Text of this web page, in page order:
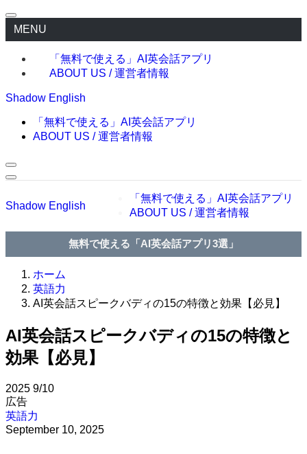
MENU
「無料で使える」AI英会話アプリ
ABOUT US / 運営者情報
Shadow English
「無料で使える」AI英会話アプリ
ABOUT US / 運営者情報
Shadow English
「無料で使える」AI英会話アプリ
ABOUT US / 運営者情報
無料で使える「AI英会話アプリ3選」
ホーム
英語力
AI英会話スピークバディの15の特徴と効果【必見】
AI英会話スピークバディの15の特徴と
効果【必見】
2025 9/10
広告
英語力
September 10, 2025